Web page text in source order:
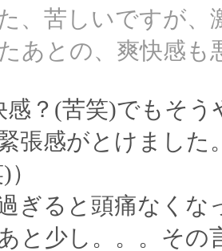
、苦しいですが
あとの、爽快感も
感？(苦笑)でもそ
張感がとけました
ぎると頭痛なく
と少し。。。その